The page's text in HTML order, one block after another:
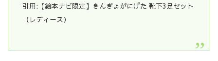
引用:【絵本ナビ限定】きんぎょがにげた 靴下3足セット
（レディース）